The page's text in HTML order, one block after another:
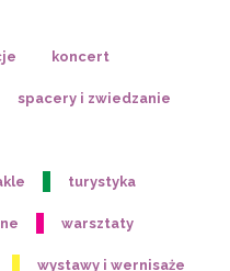
koncert
spacery i zwiedzanie
turystyka
warsztaty
wystawy i wernisaże